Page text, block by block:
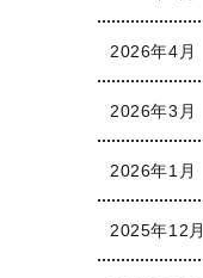
2026年4月
2026年3月
2026年1月
2025年12月